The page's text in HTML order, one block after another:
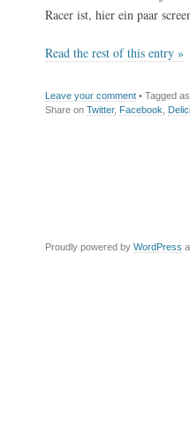
Racer ist, hier ein paar
Read the rest of this entry »
Leave your comment • Tagged
Share on Twitter, Facebook,
Proudly powered by WordPress